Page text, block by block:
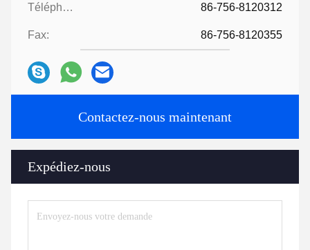
Téléphone: 86-756-8120312
Fax: 86-756-8120355
Contactez-nous maintenant
Expédiez-nous